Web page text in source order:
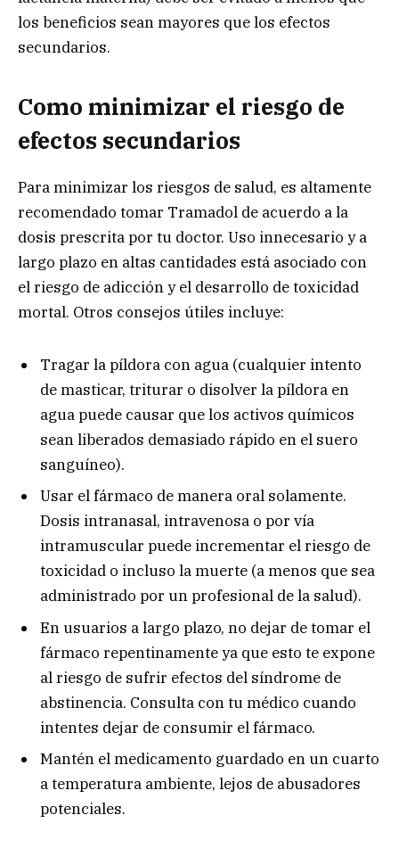
los beneficios sean mayores que los efectos
secundarios.
Como minimizar el riesgo de
efectos secundarios
Para minimizar los riesgos de salud, es altamente
recomendado tomar Tramadol de acuerdo a la
dosis prescrita por tu doctor. Uso innecesario y a
largo plazo en altas cantidades está asociado con
el riesgo de adicción y el desarrollo de toxicidad
mortal. Otros consejos útiles incluye:
Tragar la píldora con agua (cualquier intento
de masticar, triturar o disolver la píldora en
agua puede causar que los activos químicos
sean liberados demasiado rápido en el suero
sanguíneo).
Usar el fármaco de manera oral solamente.
Dosis intranasal, intravenosa o por vía
intramuscular puede incrementar el riesgo de
toxicidad o incluso la muerte (a menos que sea
administrado por un profesional de la salud).
En usuarios a largo plazo, no dejar de tomar el
fármaco repentinamente ya que esto te expone
al riesgo de sufrir efectos del síndrome de
abstinencia. Consulta con tu médico cuando
intentes dejar de consumir el fármaco.
Mantén el medicamento guardado en un cuarto
a temperatura ambiente, lejos de abusadores
potenciales.